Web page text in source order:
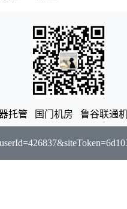
托管 国门机房 鲁谷联通